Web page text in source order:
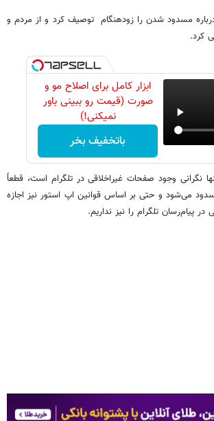
درباره مسدود شدن را زودهنگام توصیف کرد و از مردم و
کرد.
ابزار کامل برای اصلاح مو و
صورت (قیمت رو ببینی باور
نمیکنی!)
باتخفیف بخر
نگرانی وجود صفحات غیراخلاقی در تلگرام است، قطعاً
می‌شود و حتی بر اساس قوانین اپ استور نیز اجازه
پیام‌رسان تلگرام را نیز نداریم.